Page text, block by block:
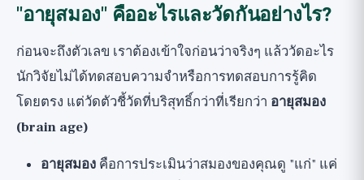
"อายุสมอง" คืออะไรและวัดกันอย่างไร?
ก่อนจะถึงตัวเลข เราต้องเข้าใจก่อนว่าจริงๆ แล้ววัดอะไร
นักวิจัยไม่ได้ทดสอบความจำหรือการทดสอบการรู้คิด
โดยตรง แต่วัดตัวชี้วัดที่บริสุทธิ์กว่าที่เรียกว่า อายุสมอง
(brain age)
อายุสมอง คือการประเมินว่าสมองของคุณดู "แก่" แค่